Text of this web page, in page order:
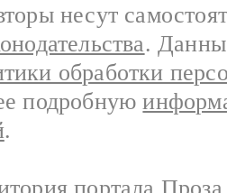
несут
.
обработки
подробную
.
портала